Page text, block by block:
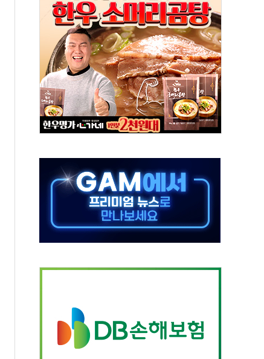
위험수위…숨은 차입이 더 큰 변수"
응 1단계 진압 중
경쟁상대 中과 비교해야"
는 '선봉'의 대민 봉사
일 1발 발사… 올해 10번째·42일 만 도발
안보 위기… 반군·마약카르텔이 습득해 전투 활용
표면 부식 물질"
에 진화...외국인 노동자 숨져